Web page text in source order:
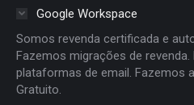
window
in
window
in
window
in
window
Google Workspace
Somos revenda certificada e
Fazemos migrações de
plataformas de email. Fazemos
Gratuito.